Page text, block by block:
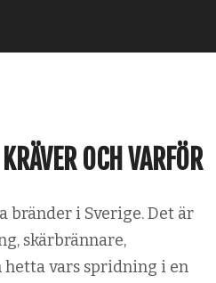
OCH VARFÖR
bränder i Sverige. Det är
skärbrännare,
vars spridning i en